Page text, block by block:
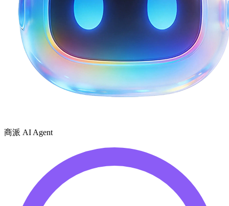
商派 AI Agent